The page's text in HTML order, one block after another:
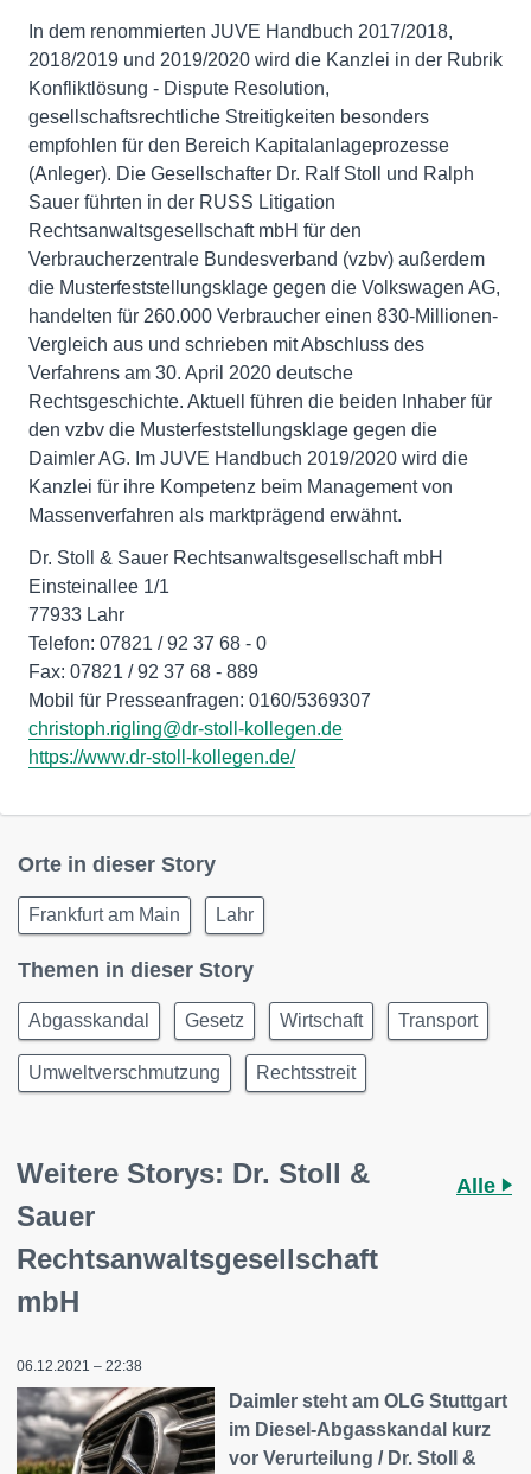
In dem renommierten JUVE Handbuch 2017/2018,
2018/2019 und 2019/2020 wird die Kanzlei in der Rubrik
Konfliktlösung - Dispute Resolution,
gesellschaftsrechtliche Streitigkeiten besonders
empfohlen für den Bereich Kapitalanlageprozesse
(Anleger). Die Gesellschafter Dr. Ralf Stoll und Ralph
Sauer führten in der RUSS Litigation
Rechtsanwaltsgesellschaft mbH für den
Verbraucherzentrale Bundesverband (vzbv) außerdem
die Musterfeststellungsklage gegen die Volkswagen AG,
handelten für 260.000 Verbraucher einen 830-Millionen-
Vergleich aus und schrieben mit Abschluss des
Verfahrens am 30. April 2020 deutsche
Rechtsgeschichte. Aktuell führen die beiden Inhaber für
den vzbv die Musterfeststellungsklage gegen die
Daimler AG. Im JUVE Handbuch 2019/2020 wird die
Kanzlei für ihre Kompetenz beim Management von
Massenverfahren als marktprägend erwähnt.
Dr. Stoll & Sauer Rechtsanwaltsgesellschaft mbH
Einsteinallee 1/1
77933 Lahr
Telefon: 07821 / 92 37 68 - 0
Fax: 07821 / 92 37 68 - 889
christoph.rigling@dr-stoll-kollegen.de
https://www.dr-stoll-kollegen.de/
Orte in dieser Story
Frankfurt am Main Lahr
Themen in dieser Story
Abgasskandal Gesetz Wirtschaft Transport
Umweltverschmutzung Rechtsstreit
Weitere Storys: Dr. Stoll &
Sauer
Rechtsanwaltsgesellschaft
mbH
Alle
06.12.2021 – 22:38
Daimler steht am OLG Stuttgart
im Diesel-Abgasskandal kurz
vor Verurteilung / Dr. Stoll &